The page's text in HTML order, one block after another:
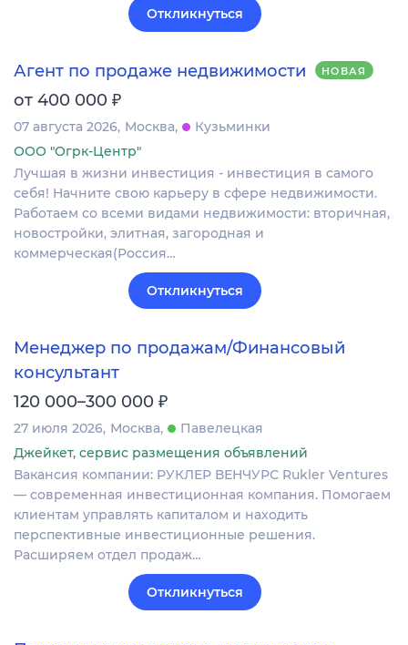
Откликнуться
Агент по продаже недвижимости НОВАЯ
от 400 000 ₽
07 августа 2026 Москва
Кузьминки
ООО "Огрк-Центр"
Лучшая в жизни инвестиция - инвестиция в самого
себя! Начните свою карьеру в сфере недвижимости.
Работаем со всеми видами недвижимости: вторичная,
новостройки, элитная, загородная и
коммерческая(Россия…
Откликнуться
Менеджер по продажам/Финансовый
консультант
120 000–300 000 ₽
27 июля 2026 Москва
Павелецкая
Джейкет, сервис размещения объявлений
Вакансия компании: РУКЛЕР ВЕНЧУРС Rukler Ventures
— современная инвестиционная компания. Помогаем
клиентам управлять капиталом и находить
перспективные инвестиционные решения.
Расширяем отдел продаж…
Откликнуться